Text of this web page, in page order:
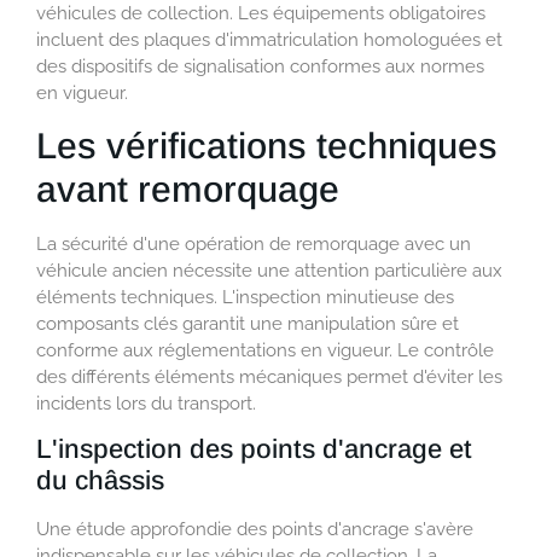
véhicules de collection. Les équipements obligatoires
incluent des plaques d'immatriculation homologuées et
des dispositifs de signalisation conformes aux normes
en vigueur.
Les vérifications techniques
avant remorquage
La sécurité d'une opération de remorquage avec un
véhicule ancien nécessite une attention particulière aux
éléments techniques. L'inspection minutieuse des
composants clés garantit une manipulation sûre et
conforme aux réglementations en vigueur. Le contrôle
des différents éléments mécaniques permet d'éviter les
incidents lors du transport.
L'inspection des points d'ancrage et
du châssis
Une étude approfondie des points d'ancrage s'avère